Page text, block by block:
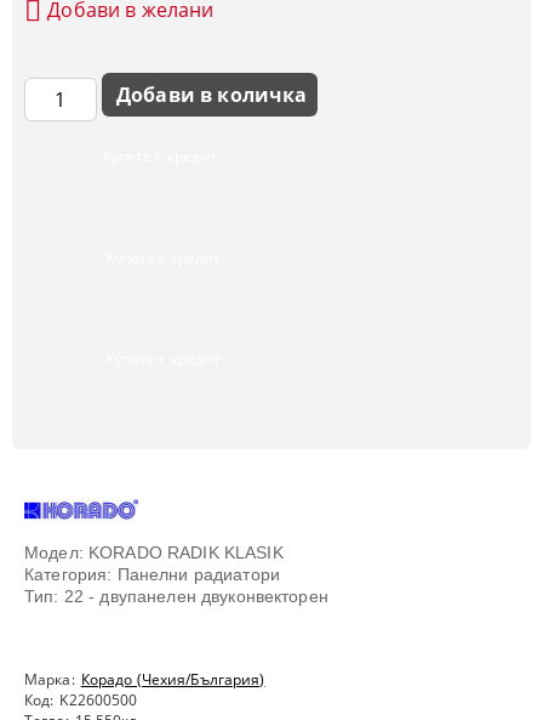
Модел: KORADO RADIK KLASIK
Категория: Панелни радиатори
Тип: 22 - двупанелен двуконвекторен
Марка: Корадо (Чехия/България)
Код: K22600500
Добави в желани